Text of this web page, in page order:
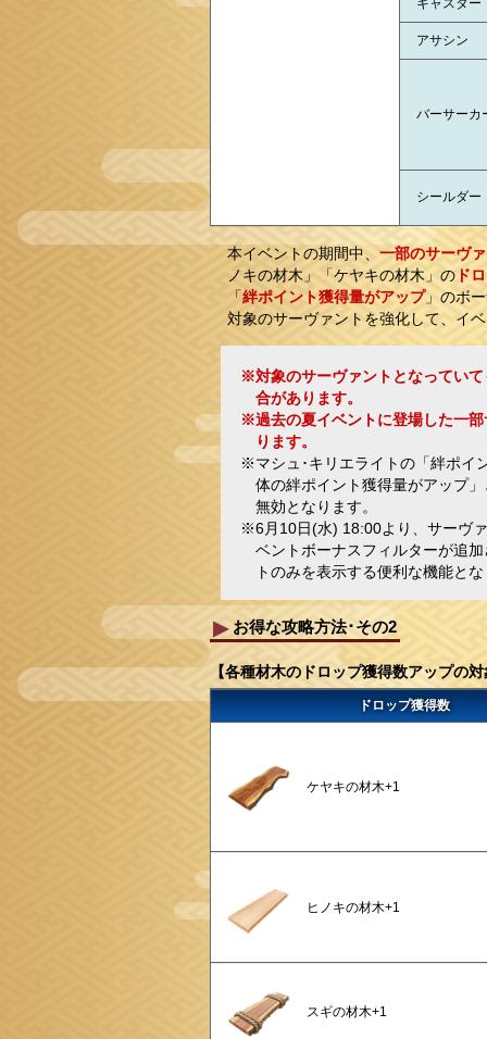
キャスター
アサシン
バーサーカ
シールダー
本イベントの期間中、 一部のサーヴ
ノキの材木」「ケヤキの材木」の ド
「絆ポイント獲得量がアップ」のボ
対象のサーヴァントを強化して、イ
※対象のサーヴァントとなってい
合があります。
※過去の夏イベントに登場した一
ります。
※マシュ･キリエライトの「絆ポイ
体の絆ポイント獲得量がアップ
無効となります。
※6月10日(水) 18:00より、サーヴ
ベントボーナスフィルターが追
トのみを表示する便利な機能と
お得な攻略方法･その2
【各種材木のドロップ獲得数アップの
ドロップ獲得数
ケヤキの材木+1
ヒノキの材木+1
スギの材木+1